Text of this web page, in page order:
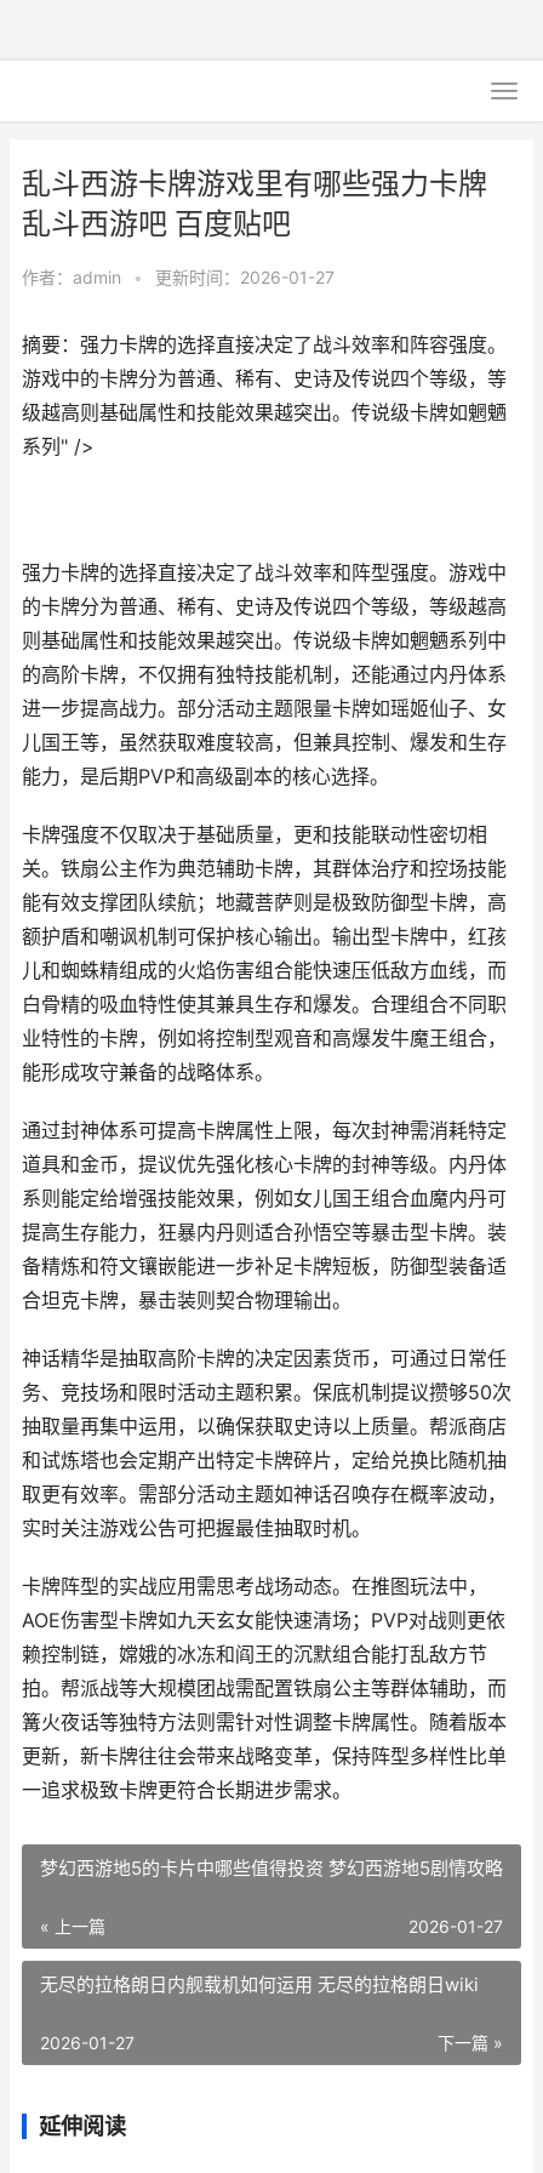
乱斗西游卡牌游戏里有哪些强力卡牌
乱斗西游吧 百度贴吧
作者： admin • 更新时间：2026-01-27
摘要：强力卡牌的选择直接决定了战斗效率和阵容强度。
游戏中的卡牌分为普通、稀有、史诗及传说四个等级，等
级越高则基础属性和技能效果越突出。传说级卡牌如魍魉
系列" />
强力卡牌的选择直接决定了战斗效率和阵型强度。游戏中
的卡牌分为普通、稀有、史诗及传说四个等级，等级越高
则基础属性和技能效果越突出。传说级卡牌如魍魉系列中
的高阶卡牌，不仅拥有独特技能机制，还能通过内丹体系
进一步提高战力。部分活动主题限量卡牌如瑶姬仙子、女
儿国王等，虽然获取难度较高，但兼具控制、爆发和生存
能力，是后期PVP和高级副本的核心选择。
卡牌强度不仅取决于基础质量，更和技能联动性密切相
关。铁扇公主作为典范辅助卡牌，其群体治疗和控场技能
能有效支撑团队续航；地藏菩萨则是极致防御型卡牌，高
额护盾和嘲讽机制可保护核心输出。输出型卡牌中，红孩
儿和蜘蛛精组成的火焰伤害组合能快速压低敌方血线，而
白骨精的吸血特性使其兼具生存和爆发。合理组合不同职
业特性的卡牌，例如将控制型观音和高爆发牛魔王组合，
能形成攻守兼备的战略体系。
通过封神体系可提高卡牌属性上限，每次封神需消耗特定
道具和金币，提议优先强化核心卡牌的封神等级。内丹体
系则能定给增强技能效果，例如女儿国王组合血魔内丹可
提高生存能力，狂暴内丹则适合孙悟空等暴击型卡牌。装
备精炼和符文镶嵌能进一步补足卡牌短板，防御型装备适
合坦克卡牌，暴击装则契合物理输出。
神话精华是抽取高阶卡牌的决定因素货币，可通过日常任
务、竞技场和限时活动主题积累。保底机制提议攒够50次
抽取量再集中运用，以确保获取史诗以上质量。帮派商店
和试炼塔也会定期产出特定卡牌碎片，定给兑换比随机抽
取更有效率。需部分活动主题如神话召唤存在概率波动，
实时关注游戏公告可把握最佳抽取时机。
卡牌阵型的实战应用需思考战场动态。在推图玩法中，
AOE伤害型卡牌如九天玄女能快速清场；PVP对战则更依
赖控制链，嫦娥的冰冻和阎王的沉默组合能打乱敌方节
拍。帮派战等大规模团战需配置铁扇公主等群体辅助，而
篝火夜话等独特方法则需针对性调整卡牌属性。随着版本
更新，新卡牌往往会带来战略变革，保持阵型多样性比单
一追求极致卡牌更符合长期进步需求。
梦幻西游地5的卡片中哪些值得投资 梦幻西游地5剧情攻略
« 上一篇 2026-01-27
无尽的拉格朗日内舰载机如何运用 无尽的拉格朗日wiki
下一篇 »
2026-01-27
延伸阅读